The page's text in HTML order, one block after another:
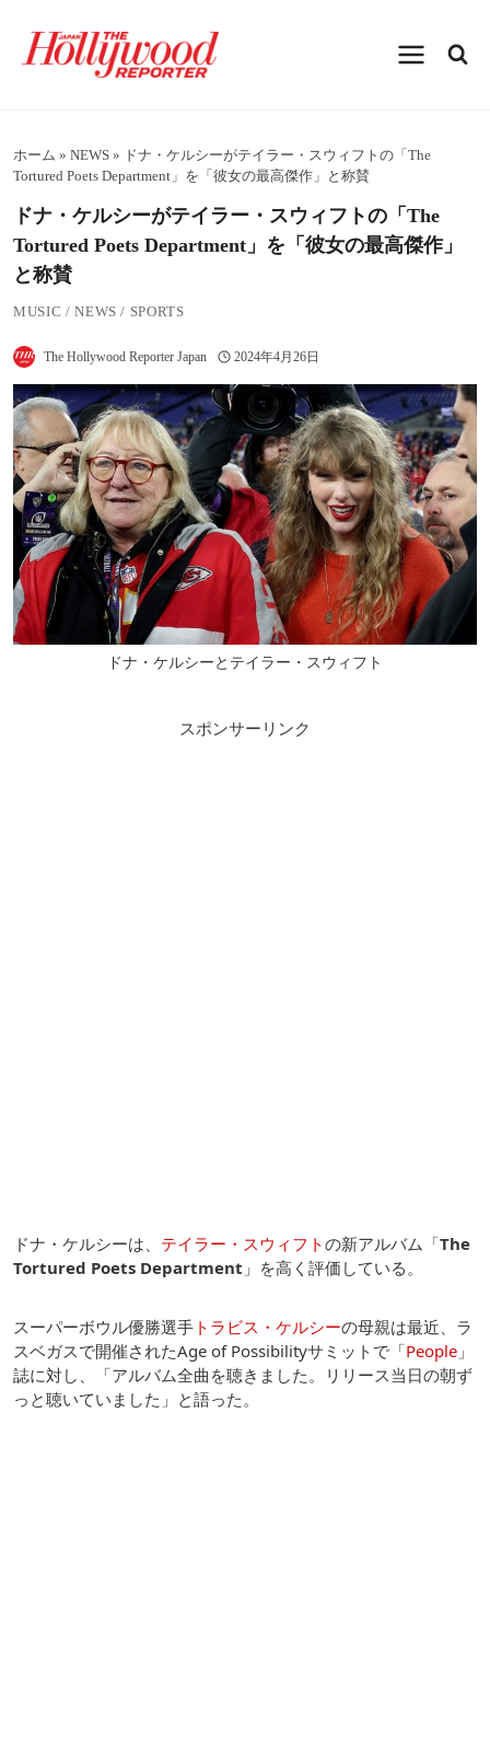
プホーム » NEWS »
ドナ・ケルシーがテイラー・スウィフトの「The
Tortured Poets Department」を「彼女の最高傑作」と称賛
ドナ・ケルシーがテイラー・スウィフトの「The
Tortured Poets Department」を「彼女の最高傑作」
と称賛
MUSIC /NEWS / SPORTS
The Hollywood Reporter Japan 2024年4月26日
ドナ・ケルシーとテイラー・スウィフト
スポンサーリンク
ドナ・ケルシーは、 テイラー・スウィフトの新アルバム「The
Tortured Poets Department 」を高く評価している。
スーパーボウル優勝選手 トラビス・ケルシーの母親は最近、ラ
スベガスで開催されたAge of Possibilityサミットで「People 」
誌に対し、「アルバム全曲を聴きました。リリース当日の朝ず
っと聴いていました」と語った。